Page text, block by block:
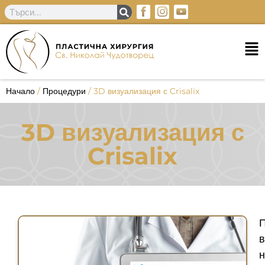
Начало / Процедури / 3D визуализация с Crisalix
3D визуализация с
Crisalix